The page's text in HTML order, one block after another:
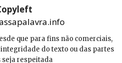
que para fins não comerciais,
do texto ou das partes
respeitada